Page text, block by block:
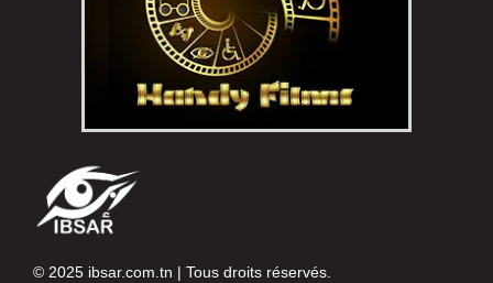
© 2025 ibsar.com.tn | Tous droits réservés.